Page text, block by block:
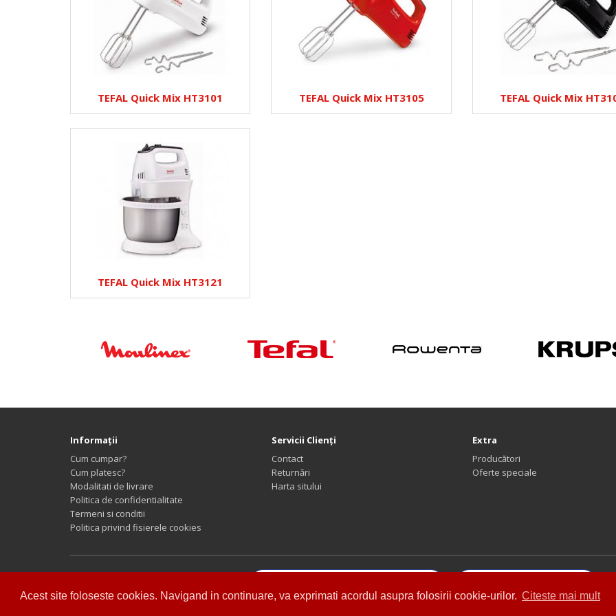
Acest site foloseste cookies. Navigand in continuare, va exprimati acordul asupra folosirii cookie-urilor. Citeste mai mult
TEFAL Quick Mix HT3101 TEFAL Quick Mix HT3105 TEFAL Quick Mix
TEFAL Quick Mix HT3121
Informaţii
Cum cumpar?
Cum platesc?
Modalitati de livrare
Politica de confidentialitate
Termeni si conditii
Politica privind fisierele cookies
Servicii Clienţi
Contact
Returnări
Harta sitului
Extra
Producători
Oferte speciale
SC Expert Recare SRL © 2026. | P!XEL|